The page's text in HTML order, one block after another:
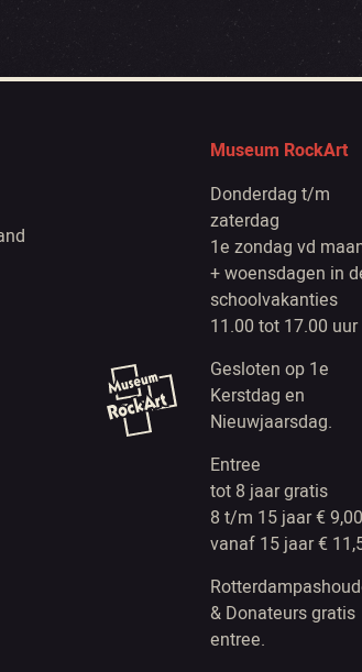
Museum RockArt
Donderdag t/m
zaterdag
1e zondag vd
+ woensdagen in
schoolvakanties
11.00 tot 17.00 uur
Gesloten op 1e
Kerstdag en
Nieuwjaarsdag.
Entree
tot 8 jaar gratis
8 t/m 15 jaar € 9,00
vanaf 15 jaar €
& Donateurs gratis
entree.